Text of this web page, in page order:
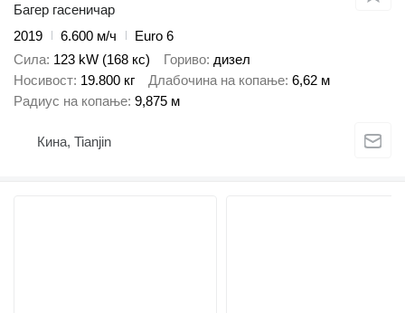
Багер гасеничар
2019
6.600 м/ч
Euro 6
Сила 123 kW (168 кс) Гориво дизел
Носивост 19.800 кг Длабочина на копање 6,62 м
Радиус на копање 9,875 м
Кина, Tianjin